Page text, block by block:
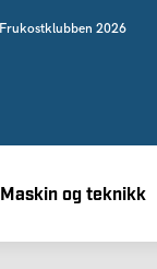
Frukostklubben 2026
Maskin og teknikk